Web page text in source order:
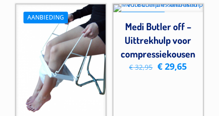
AANBIEDING
Medi Butler off –
Uittrekhulp voor
compressiekousen
€32,95 € 29,65Huidige